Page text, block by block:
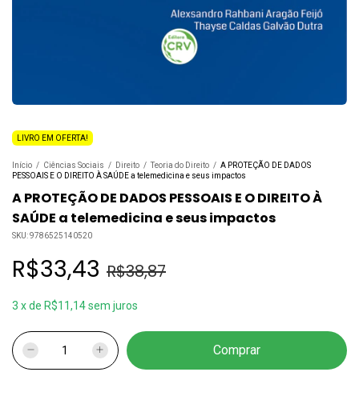
LIVRO EM OFERTA!
Início / Ciências Sociais / Direito / Teoria do Direito / A PROTEÇÃO DE DADOS
PESSOAIS E O DIREITO À SAÚDE a telemedicina e seus impactos
A PROTEÇÃO DE DADOS PESSOAIS E O DIREITO À
SAÚDE a telemedicina e seus impactos
SKU:9786525140520
R$33,43 R$38,87
3 xde R$11,14sem juros